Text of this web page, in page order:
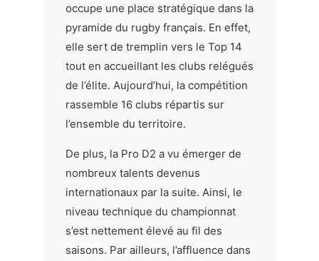
occupe une place stratégique dans la
pyramide du rugby français. En effet,
elle sert de tremplin vers le Top 14
tout en accueillant les clubs relégués
de l’élite. Aujourd’hui, la compétition
rassemble 16 clubs répartis sur
l’ensemble du territoire.
De plus, la Pro D2 a vu émerger de
nombreux talents devenus
internationaux par la suite. Ainsi, le
niveau technique du championnat
s’est nettement élevé au fil des
saisons. Par ailleurs, l’affluence dans